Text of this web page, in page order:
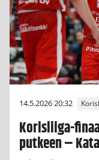
14.5.2026 20:32
Korisliiga-
putkeen –